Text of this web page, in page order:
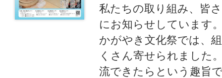
私たちの取り組み、皆
にお知らせしています
かがやき文化祭では、
くさん寄せられました
流できたらという趣旨